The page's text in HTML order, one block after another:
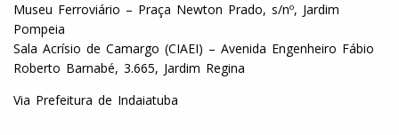
Museu Ferroviário – Praça Newton Prado, s/nº, Jardim
Pompeia
Sala Acrísio de Camargo (CIAEI) – Avenida Engenheiro Fábio
Roberto Barnabé, 3.665, Jardim Regina
Via Prefeitura de Indaiatuba